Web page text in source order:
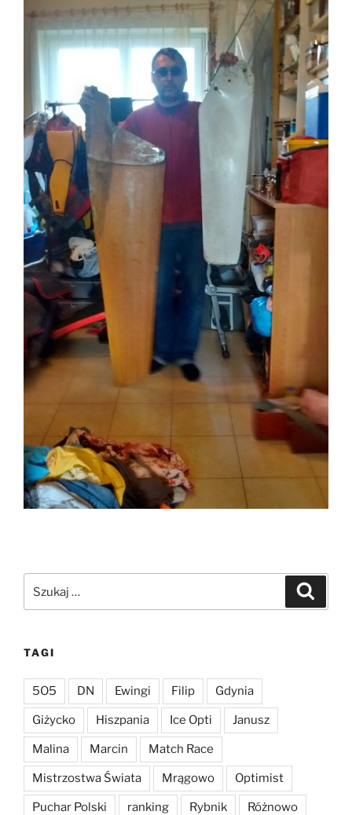
TAGI
5O5 DN Ewingi Filip Gdynia
Giżycko Hiszpania Ice Opti Janusz
Malina Marcin Match Race
Mistrzostwa Świata Mrągowo Optimist
Puchar Polski ranking Rybnik Różnowo